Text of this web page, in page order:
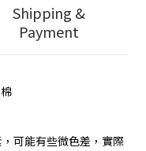
Shipping &
Payment
可能有些微色差，實際